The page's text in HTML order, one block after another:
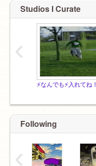
Studios I Curate
⚡なんでも⚡入れてね！
‹
Following
‹